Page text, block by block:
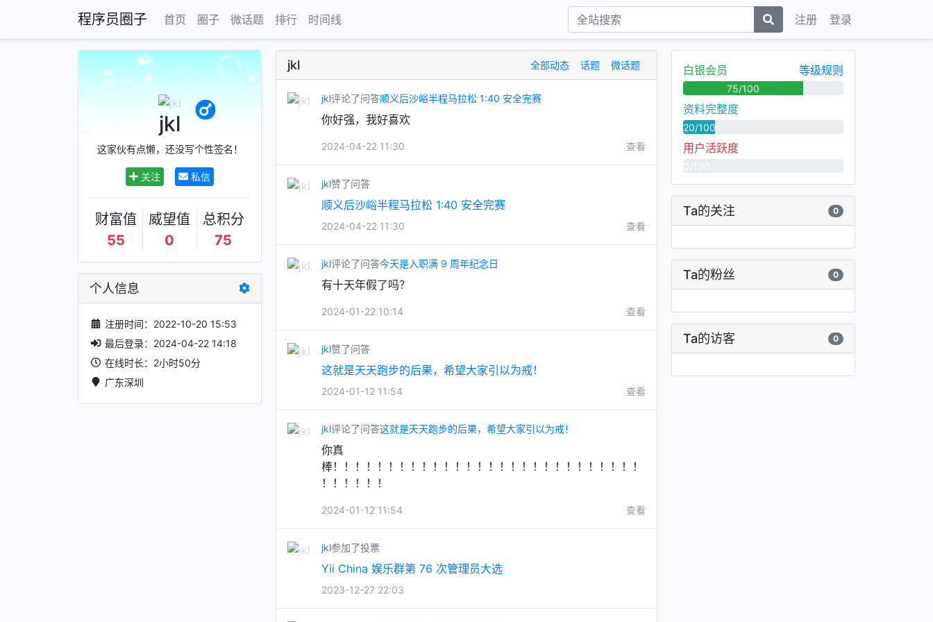
程序员圈子 首页 圈子 微话题 排行 时间线 注册 登录
jkl
这家伙有点懒，还没写个性签名！
关注 私信
财富值
55
威望值
0
总积分
75
个人信息
注册时间：2022-10-20 15:53
最后登录：2024-04-22 14:18
在线时长：2小时50分
广东深圳
jkl 全部动态 话题 微话题
jkl评论了问答顺义后沙峪半程马拉松 1:40 安全完赛
你好强，我好喜欢
2024-04-22 11:30 查看
jkl赞了问答
顺义后沙峪半程马拉松 1:40 安全完赛
2024-04-22 11:30 查看
jkl评论了问答今天是入职满 9 周年纪念日
有十天年假了吗？
2024-01-22 10:14 查看
jkl赞了问答
这就是天天跑步的后果，希望大家引以为戒！
2024-01-12 11:54 查看
jkl评论了问答这就是天天跑步的后果，希望大家引以为戒！
你真
棒！！！！！！！！！！！！！！！！！！！！！！！！！！！！
！！！！！！
2024-01-12 11:54 查看
jkl参加了投票
Yii China 娱乐群第 76 次管理员大选
2023-12-27 22:03
白银会员 等级规则
75/100
资料完整度
20/100
用户活跃度
Ta的关注 0
Ta的粉丝 0
Ta的访客 0